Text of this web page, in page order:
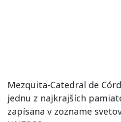
Mezquita-Catedral de
jednu z najkrajších
zapísana v zozname